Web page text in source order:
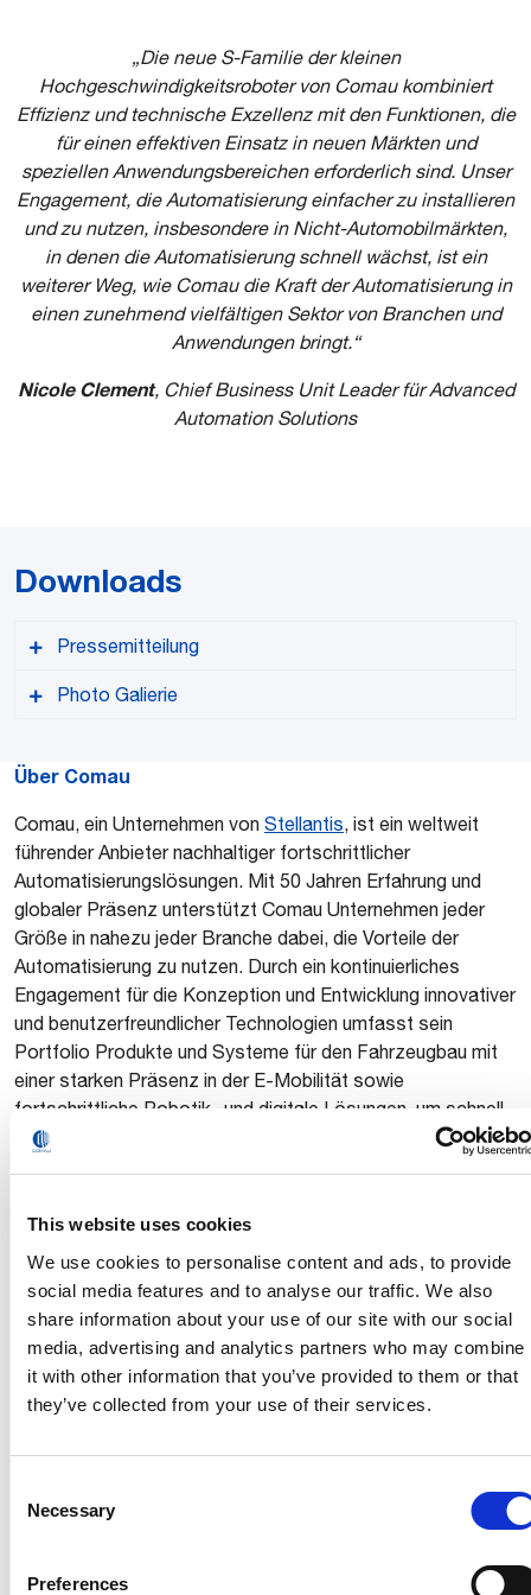
This website uses cookies
We use cookies to personalise content and ads, to provide
social media features and to analyse our traffic. We also
share information about your use of our site with our social
media, advertising and analytics partners who may combine
it with other information that you’ve provided to them or that
they’ve collected from your use of their services.
Selection
Necessary
Preferences
„Die neue S-Familie der kleinen
Hochgeschwindigkeitsroboter von Comau kombiniert
Effizienz und technische Exzellenz mit den Funktionen, die
für einen effektiven Einsatz in neuen Märkten und
speziellen Anwendungsbereichen erforderlich sind. Unser
Engagement, die Automatisierung einfacher zu installieren
und zu nutzen, insbesondere in Nicht-Automobilmärkten,
in denen die Automatisierung schnell wächst, ist ein
weiterer Weg, wie Comau die Kraft der Automatisierung in
einen zunehmend vielfältigen Sektor von Branchen und
Anwendungen bringt.“
Nicole Clement, Chief Business Unit Leader für Advanced
Automation Solutions
Downloads
Pressemitteilung
PDF format
Photo Galierie
Über Comau
Comau, ein Unternehmen von Stellantis, ist ein weltweit
führender Anbieter nachhaltiger fortschrittlicher
Automatisierungslösungen. Mit 50 Jahren Erfahrung und
globaler Präsenz unterstützt Comau Unternehmen jeder
Größe in nahezu jeder Branche dabei, die Vorteile der
Automatisierung zu nutzen. Durch ein kontinuierliches
Engagement für die Konzeption und Entwicklung innovativer
und benutzerfreundlicher Technologien umfasst sein
Portfolio Produkte und Systeme für den Fahrzeugbau mit
einer starken Präsenz in der E-Mobilität sowie
fortschrittliche Robotik- und digitale Lösungen, um schnell
wachsende Märkte in Industriebereichen anzusprechen.
Academy organisierten Schulungsaktivitäten engagiert sich
Comau dafür, die technischen Kenntnisse und das
Managementwissen weiterzuentwickeln, die erforderlich
sind, um den Herausforderungen im Zusammenhang mit der
Automatisierung zu begegnen und die Chancen eines sich
ständig verändernden Marktes zu nutzen. Comau hat
seinen Hauptsitz in Turin, Italien, und verfügt über ein
internationales Netzwerk mit 6 Innovationszentren und 12
Produktionsstätten in 12 Ländern und beschäftigt 3.700
Händlern und Partnern ist das Unternehmen in der Lage,
schnell auf den Bedarf der Kunden zu reagieren, unabhängig